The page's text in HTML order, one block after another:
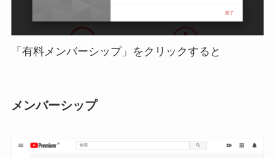
「有料メンバーシップ」をクリックすると
メンバーシップ